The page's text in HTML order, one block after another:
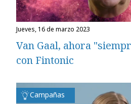
jueves, 16 de marzo 2023
Van Gaal, ahora
con Fintonic
Campañas